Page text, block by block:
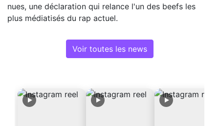
nues, une déclaration qui relance l'un des beefs les
plus médiatisés du rap actuel.
Voir toutes les news